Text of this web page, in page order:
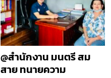
@สำนักงาน มนตรี สม
สาย ทนายความ